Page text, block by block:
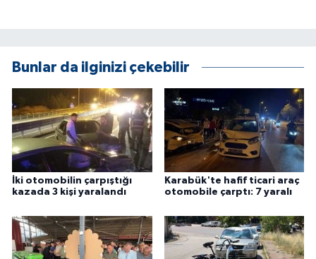
Bunlar da ilginizi çekebilir
İki otomobilin çarpıştığı
kazada 3 kişi yaralandı
Karabük'te hafif ticari araç
otomobile çarptı: 7 yaralı
SPOR HABERLERİ
TEKNOLOJİ
Turizm
ÜLKE GÜNDEMİ
YAŞAM